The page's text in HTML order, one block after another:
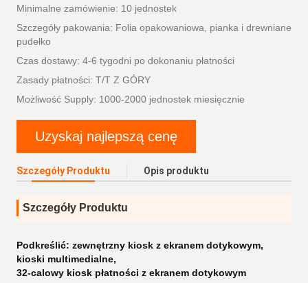
Minimalne zamówienie: 10 jednostek
Szczegóły pakowania: Folia opakowaniowa, pianka i drewniane
pudełko
Czas dostawy: 4-6 tygodni po dokonaniu płatności
Zasady płatności: T/T Z GÓRY
Możliwość Supply: 1000-2000 jednostek miesięcznie
Uzyskaj najlepszą cenę
Szczegóły Produktu Opis produktu
Szczegóły Produktu
Podkreślić: zewnętrzny kiosk z ekranem dotykowym,
kioski multimedialne,
32-calowy kiosk płatności z ekranem dotykowym